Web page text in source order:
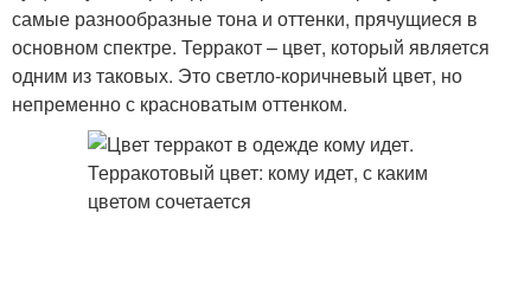
самые разнообразные тона и оттенки, прячущиеся в
основном спектре. Терракот – цвет, который является
одним из таковых. Это светло-коричневый цвет, но
непременно с красноватым оттенком.